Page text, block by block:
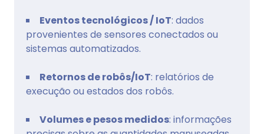
Eventos tecnológicos / IoT: dados
provenientes de sensores conectados ou
sistemas automatizados.
Retornos de robôs/IoT: relatórios de
execução ou estados dos robôs.
Volumes e pesos medidos: informações